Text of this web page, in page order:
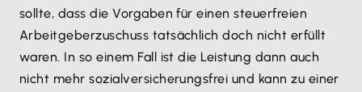
sollte, dass die Vorgaben für einen steuerfreien
Arbeitgeberzuschuss tatsächlich doch nicht erfüllt
waren. In so einem Fall ist die Leistung dann auch
nicht mehr sozialversicherungsfrei und kann zu einer